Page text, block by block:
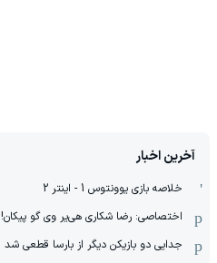
آخرین اخبار
خلاصه بازی یوونتوس 1 - اینتر 2
اختصاصی: رضا شکاری هی‌یر وی‌ گو پیکان!
جدایی دو بازیکن دیگر از بارسا قطعی شد